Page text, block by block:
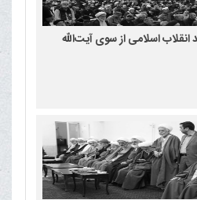
اسلامی از سوی آیت‌الله